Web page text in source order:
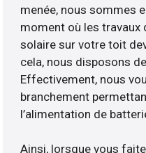
menée, nous sommes
moment où les travaux
solaire sur votre toit
cela, nous disposons
Effectivement, nous
branchement
l’alimentation de
Ainsi, lorsque vous